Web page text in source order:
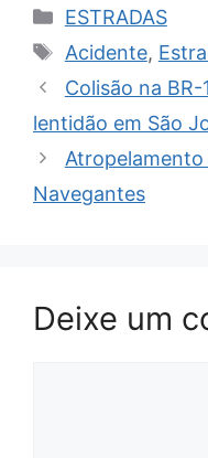
Categorias
ESTRADAS
Tags
Acidente,
Colisão na
lentidão em São
Navegantes
Deixe um